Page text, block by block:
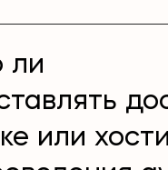
ли
или